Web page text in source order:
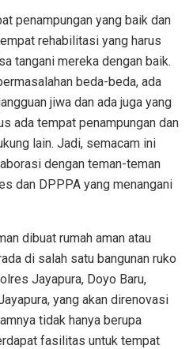
penampungan yang baik dan
rehabilitasi yang harus
tangani mereka dengan baik.
beda-beda, ada
jiwa dan ada juga yang
ada tempat penampungan dan
lain. Jadi, semacam ini
dengan teman-teman
dan DPPPA yang menangani
dibuat rumah aman atau
di salah satu bangunan ruko
Jayapura, Doyo Baru,
yang akan direnovasi
tidak hanya berupa
fasilitas untuk tempat